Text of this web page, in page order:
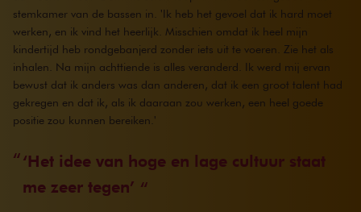
stemkamer van de bassen in. 'Ik heb het gevoel dat ik hard moet
werken, en ik vind het heerlijk. Misschien omdat ik heel mijn
kindertijd heb rondgebanjerd zonder iets uit te voeren. Zie het als
inhalen. Na mijn achttiende is alles veranderd. Ik werd mij ervan
bewust dat ik anders was dan anderen, dat ik een groot talent had
gekregen en dat ik, als ik daaraan zou werken, een heel goede
positie zou kunnen bereiken.'
‘Het idee van hoge en lage cultuur staat
me zeer tegen’